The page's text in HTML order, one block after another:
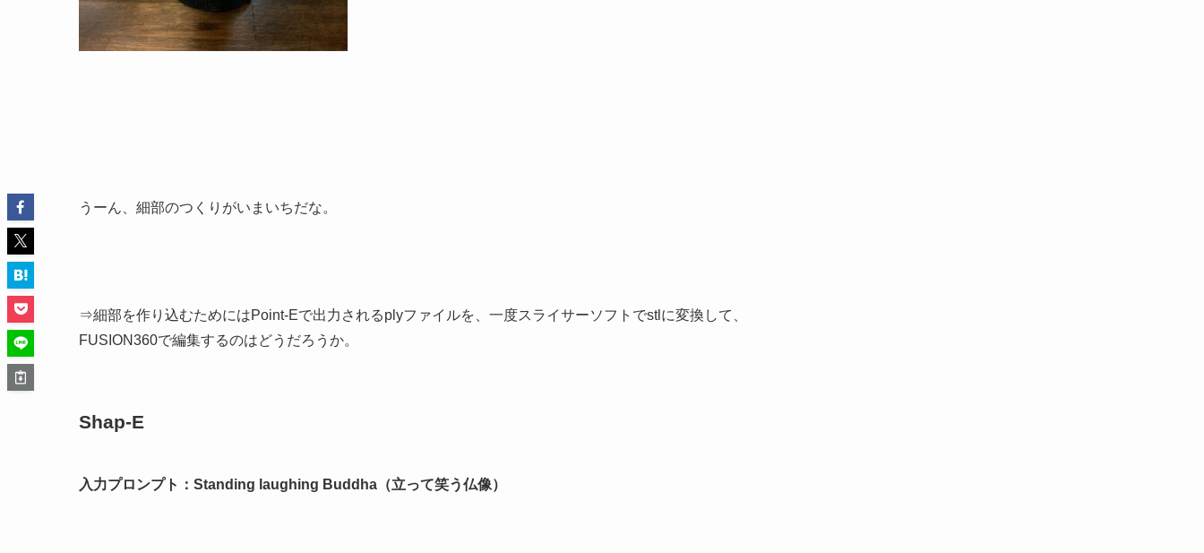
うーん、細部のつくりがいまいちだな。
⇒細部を作り込むためにはPoint-Eで出力されるplyファイルを、一度スライサーソフトでstlに変換して、
FUSION360で編集するのはどうだろうか。
Shap-E
入力プロンプト：Standing laughing Buddha（立って笑う仏像）